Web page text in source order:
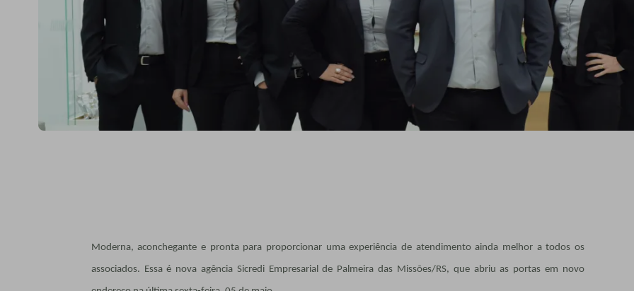
Moderna, aconchegante e pronta para proporcionar uma experiência de atendimento ainda melhor a todos os
associados. Essa é nova agência Sicredi Empresarial de Palmeira das Missões/RS, que abriu as portas em novo